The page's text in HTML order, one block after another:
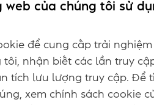
50
80
1870
web của chúng tôi sử
để cung cấp trải
tôi, nhận biết các lần truy
tích lưu lượng truy cập. Để
xem chính sách cookie